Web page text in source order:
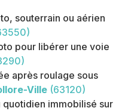
souterrain ou aérien
pour libérer une voie
après roulage sous
Ville (63120)
immobilisé sur